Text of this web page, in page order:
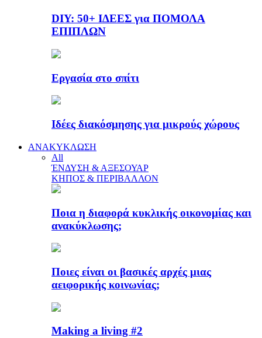
DIY: 50+ ΙΔΕΕΣ για ΠΟΜΟΛΑ
ΕΠΙΠΛΩΝ
Εργασία στο σπίτι
Ιδέες διακόσμησης για μικρούς χώρους
ΑΝΑΚΥΚΛΩΣΗ
All
ΈΝΔΥΣΗ & ΑΞΕΣΟΥΑΡ
ΚΗΠΟΣ & ΠΕΡΙΒΑΛΛΟΝ
Ποια η διαφορά κυκλικής οικονομίας και
ανακύκλωσης;
Ποιες είναι οι βασικές αρχές μιας
αειφορικής κοινωνίας;
Making a living #2